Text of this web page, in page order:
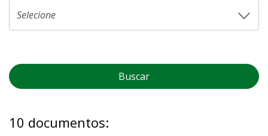
Buscar
10 documentos: